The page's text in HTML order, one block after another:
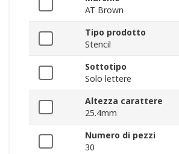
AT Brown
Tipo prodotto
Stencil
Sottotipo
Solo lettere
Altezza carattere
25.4mm
Numero di pezzi
30